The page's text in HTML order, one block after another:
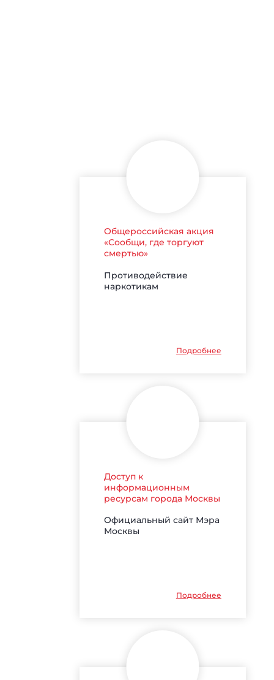
Общероссийская акция
«Сообщи, где торгуют
смертью»
Противодействие
наркотикам
Подробнее
Доступ к
информационным
ресурсам города Москвы
Официальный сайт Мэра
Москвы
Подробнее